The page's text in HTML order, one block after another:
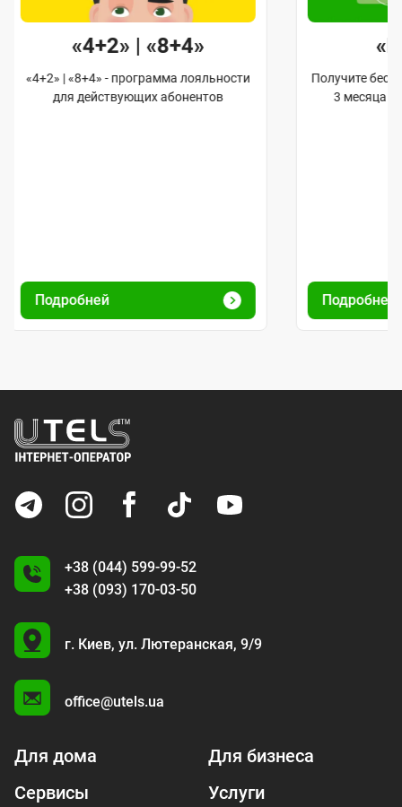
«4+2» | «8+4»
«4+2» | «8+4» - программа лояльности
для действующих абонентов
Подробней
Получите
3 месяца
Подробней
+38 (044) 599-99-52
+38 (093) 170-03-50
U
г. Киев, ул. Лютеранская, 9/9
office@utels.ua
Для дома
Для бизнеса
Сервисы
Услуги